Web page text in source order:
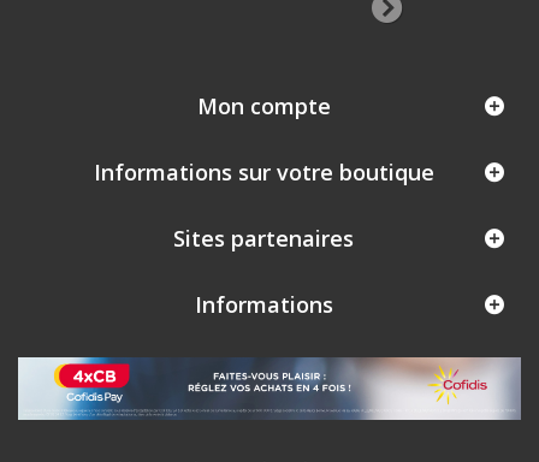
Mon compte
Informations sur votre boutique
Sites partenaires
Informations